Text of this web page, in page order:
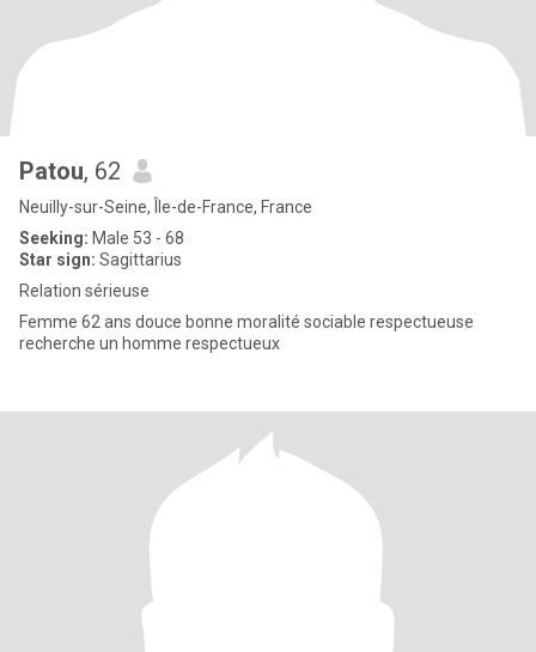
Patou, 62
Neuilly-sur-Seine, Île-de-France, France
Seeking: Male 53 - 68
Star sign: Sagittarius
Relation sérieuse
Femme 62 ans douce bonne moralité sociable respectueuse
recherche un homme respectueux